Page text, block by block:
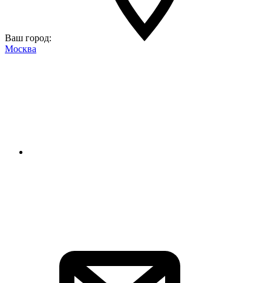
Ваш город:
Москва